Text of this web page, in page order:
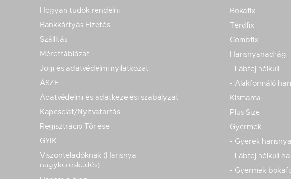
Hogyan tudok rendelni
Bankkártyás Fizetés
Szállítás
Mérettáblázat
Jogi és adatvédelmi nyilatkozat
ÁSZF
Adatvédelmi és adatkezelési szabályzat
Kapcsolat/Nyitvatartás
Regisztráció Törlése
GYIK
Viszonteladóknak (Harisnya
nagykereskedés)
Bokafix
Térdfix
Combfix
Harisnyanadrág
- Lábfej nélküli
- Alakformáló
Kismama
Plus Size
Gyermek
- Gyerek
- Lábfej nélküli
- Gyermek